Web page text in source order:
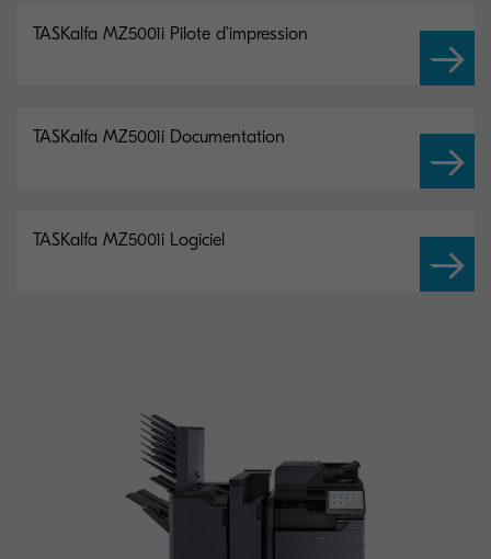
TASKalfa MZ5001i Pilote d’impression
TASKalfa MZ5001i Documentation
TASKalfa MZ5001i Logiciel